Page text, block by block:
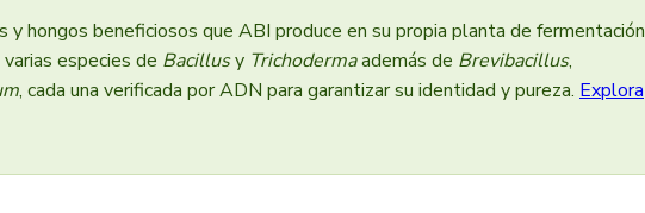
y hongos beneficiosos que ABI produce en su propia planta de fermentación
especies de Bacillusy Trichodermaademás de Brevibacillus,
, cada una verificada por ADN para garantizar su identidad y pureza. Explora